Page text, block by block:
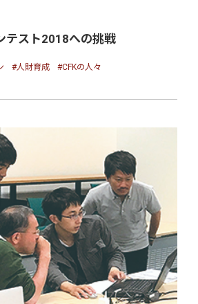
テスト2018への挑戦
#人財育成 #CFKの人々